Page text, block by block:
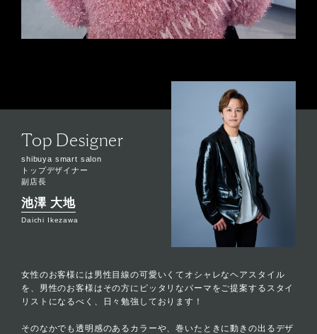
Top Designer
shibuya smart salon
トップデザイナー
副店長
池澤 大地
Daichi Ikezawa
女性のお客様には男性目線の可愛いくてオシャレなヘアスタイル
を、男性のお客様はその方にピッタリなパーマをご提案するスタイ
リストになるべく、日々勉強しております！
そのなかでも透明感のあるカラーや、巻いたときに動きの出るデザ